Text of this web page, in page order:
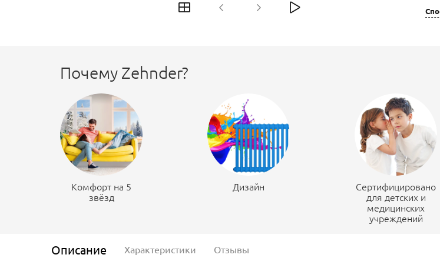
Почему Zehnder?
Комфорт на 5
звёзд
Дизайн
Сертифицировано
для детских и
медицинских
учреждений
Описание Характеристики Отзывы